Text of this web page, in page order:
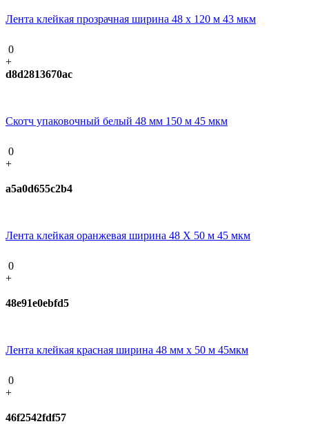
Лента клейкая прозрачная ширина 48 х 120 м 43 мкм
0
+
d8d2813670ac
Скотч упаковочный белый 48 мм 150 м 45 мкм
0
+
a5a0d655c2b4
Лента клейкая оранжевая ширина 48 Х 50 м 45 мкм
0
+
48e91e0ebfd5
Лента клейкая красная ширина 48 мм х 50 м 45мкм
0
+
46f2542fdf57